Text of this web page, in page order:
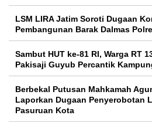
LSM LIRA Jatim Soroti Dugaan
Pembangunan Barak Dalmas
Sambut HUT ke-81 RI, Warga RT
Pakisaji Guyub Percantik
Berbekal Putusan Mahkamah
Laporkan Dugaan Penyerobotan
Pasuruan Kota